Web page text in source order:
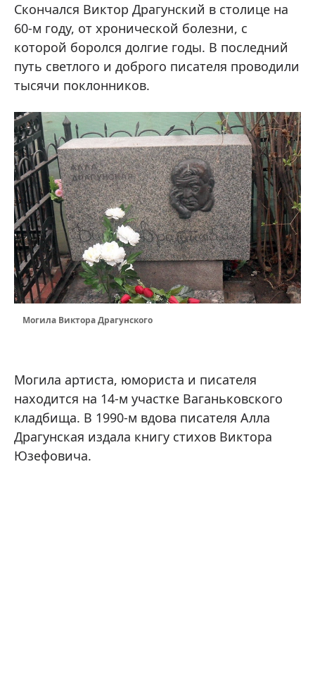
Скончался Виктор Драгунский в столице на
60-м году, от хронической болезни, с
которой боролся долгие годы. В последний
путь светлого и доброго писателя проводили
тысячи поклонников.
Могила Виктора Драгунского
Могила артиста, юмориста и писателя
находится на 14-м участке Ваганьковского
кладбища. В 1990-м вдова писателя Алла
Драгунская издала книгу стихов Виктора
Юзефовича.